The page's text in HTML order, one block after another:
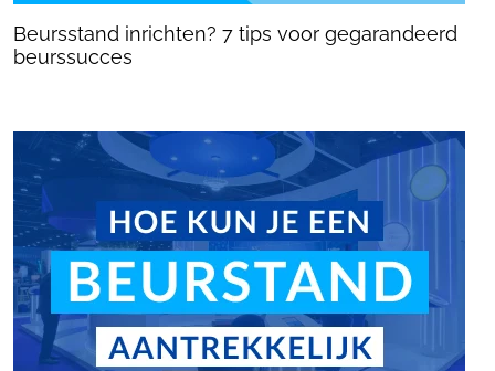
Beursstand inrichten? 7 tips voor gegarandeerd
beurssucces